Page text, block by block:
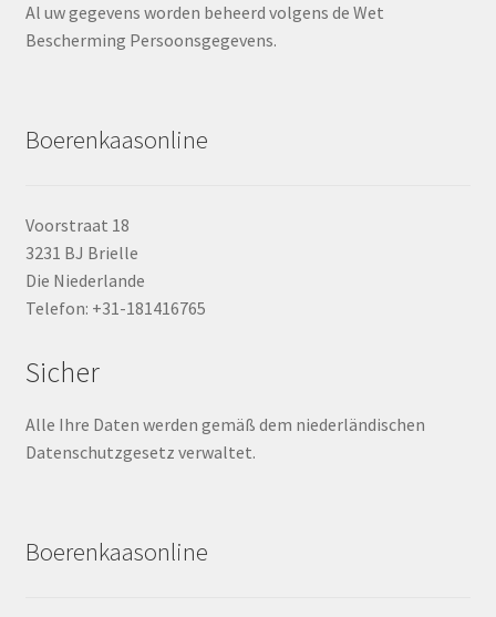
Al uw gegevens worden beheerd volgens de Wet
Bescherming Persoonsgegevens.
Boerenkaasonline
Voorstraat 18
3231 BJ Brielle
Die Niederlande
Telefon: +31-181416765
Sicher
Alle Ihre Daten werden gemäß dem niederländischen
Datenschutzgesetz verwaltet.
Boerenkaasonline